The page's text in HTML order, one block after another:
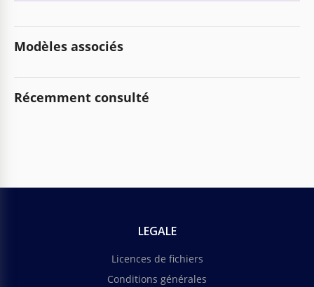
Modèles associés
Récemment consulté
LEGALE
Licences de fichiers
Conditions générales